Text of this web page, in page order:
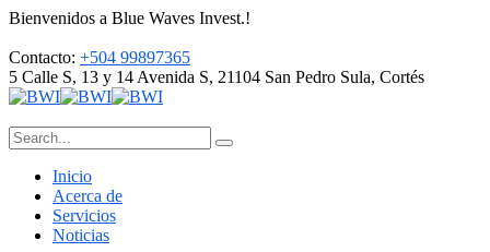
Bienvenidos a Blue Waves Invest.!
Contacto: +504 99897365
5 Calle S, 13 y 14 Avenida S, 21104 San Pedro Sula, Cortés
Inicio
Acerca de
Servicios
Noticias